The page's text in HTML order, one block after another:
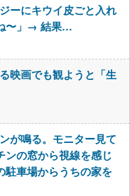
ーにキウイ皮ごと入れ
〜」→ 結果…
映画でも観ようと「生
が鳴る。モニター見て
ンの窓から視線を感じ
駐車場からうちの家を